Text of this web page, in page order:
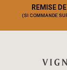
REMISE
(SI COMMANDE